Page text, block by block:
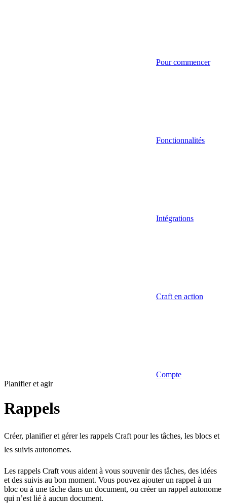
Pour commencer
Fonctionnalités
Intégrations
Craft en action
Compte
Planifier et agir
Rappels
Créer, planifier et gérer les rappels Craft pour les tâches, les blocs et
les suivis autonomes.
Les rappels Craft vous aident à vous souvenir des tâches, des idées
et des suivis au bon moment. Vous pouvez ajouter un rappel à un
bloc ou à une tâche dans un document, ou créer un rappel autonome
qui n’est lié à aucun document.